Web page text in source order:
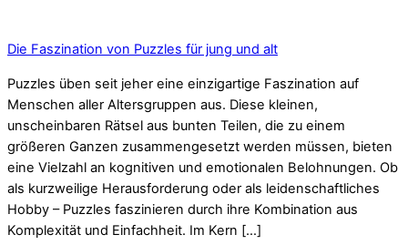
Die Faszination von Puzzles für jung und alt
Puzzles üben seit jeher eine einzigartige Faszination auf
Menschen aller Altersgruppen aus. Diese kleinen,
unscheinbaren Rätsel aus bunten Teilen, die zu einem
größeren Ganzen zusammengesetzt werden müssen, bieten
eine Vielzahl an kognitiven und emotionalen Belohnungen. Ob
als kurzweilige Herausforderung oder als leidenschaftliches
Hobby – Puzzles faszinieren durch ihre Kombination aus
Komplexität und Einfachheit. Im Kern […]